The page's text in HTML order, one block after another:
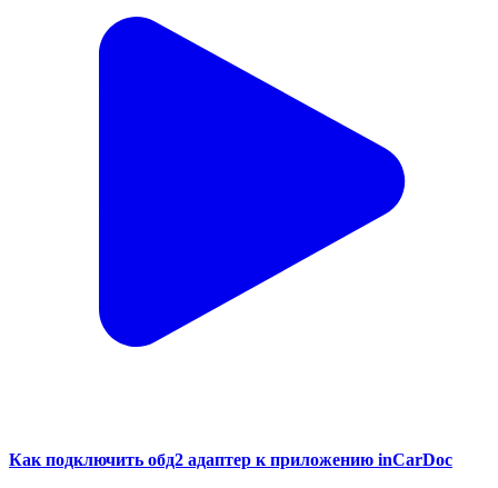
Как подключить обд2 адаптер к приложению inCarDoc